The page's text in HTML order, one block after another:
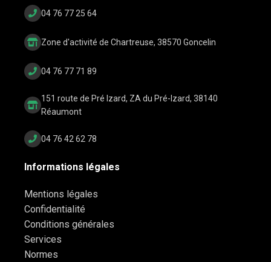
04 76 77 25 64
Zone d'activité de Chartreuse, 38570 Goncelin
04 76 77 71 89
151 route de Pré Izard, ZA du Pré-Izard, 38140
Réaumont
04 76 42 62 78
Informations légales
Mentions légales
Confidentialité
Conditions générales
Services
Normes